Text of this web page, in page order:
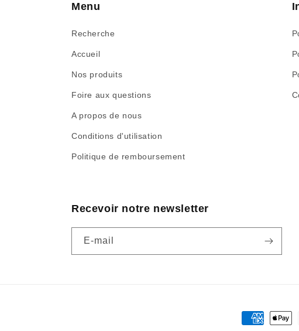
Menu
Recherche
Accueil
Nos produits
Foire aux questions
A propos de nous
Conditions d'utilisation
Politique de remboursement
Recevoir notre newsletter
E-mail
Moyens